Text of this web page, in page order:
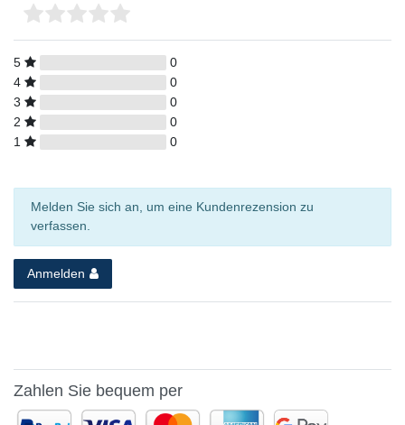
5
0
4
0
3
0
2
0
1
0
Melden Sie sich an, um eine Kundenrezension zu
verfassen.
Anmelden
Zahlen Sie bequem per